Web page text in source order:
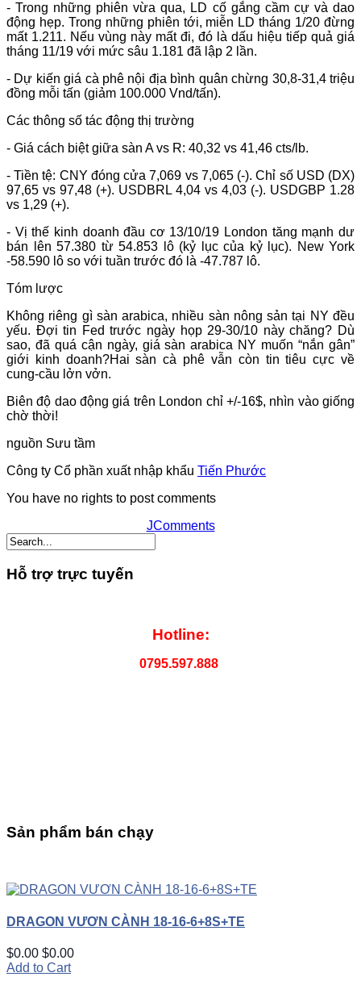
- Trong những phiên vừa qua, LD cố gắng cầm cự và dao
động hẹp. Trong những phiên tới, miễn LD tháng 1/20 đừng
mất 1.211. Nếu vùng này mất đi, đó là dấu hiệu tiếp quả giá
tháng 11/19 với mức sâu 1.181 đã lập 2 lần.
- Dự kiến giá cà phê nội địa bình quân chừng 30,8-31,4 triệu
đồng mỗi tấn (giảm 100.000 Vnd/tấn).
Các thông số tác động thị trường
- Giá cách biệt giữa sàn A vs R: 40,32 vs 41,46 cts/lb.
- Tiền tệ: CNY đóng cửa 7,069 vs 7,065 (-). Chỉ số USD (DX)
97,65 vs 97,48 (+). USDBRL 4,04 vs 4,03 (-). USDGBP 1.28
vs 1,29 (+).
- Vị thế kinh doanh đầu cơ 13/10/19 London tăng mạnh dư
bán lên 57.380 từ 54.853 lô (kỷ lục của kỷ lục). New York
-58.590 lô so với tuần trước đó là -47.787 lô.
Tóm lược
Không riêng gì sàn arabica, nhiều sàn nông sản tại NY đều
yếu. Đợi tin Fed trước ngày họp 29-30/10 này chăng? Dù
sao, đã quá cận ngày, giá sàn arabica NY muốn “nắn gân”
giới kinh doanh?Hai sàn cà phê vẫn còn tin tiêu cực về
cung-cầu lởn vởn.
Biên độ dao động giá trên London chỉ +/-16$, nhìn vào giống
chờ thời!
nguồn Sưu tầm
Công ty Cổ phần xuất nhập khẩu Tiến Phước
You have no rights to post comments
JComments
Hỗ trợ trực tuyến
Hotline:
0795.597.888
Sản phẩm bán chạy
DRAGON VƯƠN CÀNH 18-16-6+8S+TE
$0.00 $0.00
Add to Cart